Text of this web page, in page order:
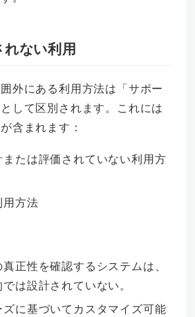
ない利用
外にある利用方法は「サポー
して区別されます。これには
含まれます：
または評価されていない利用方
用方法
正性を確認するシステムは、
は設計されていない。
に基づいてカスタマイズ可能